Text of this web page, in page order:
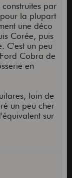
par
la plupart
une déco
Corée, puis
C'est un peu
Cobra de
en
loin de
un peu cher
sur